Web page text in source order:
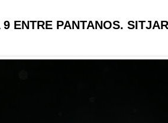
9 ENTRE PANTANOS.